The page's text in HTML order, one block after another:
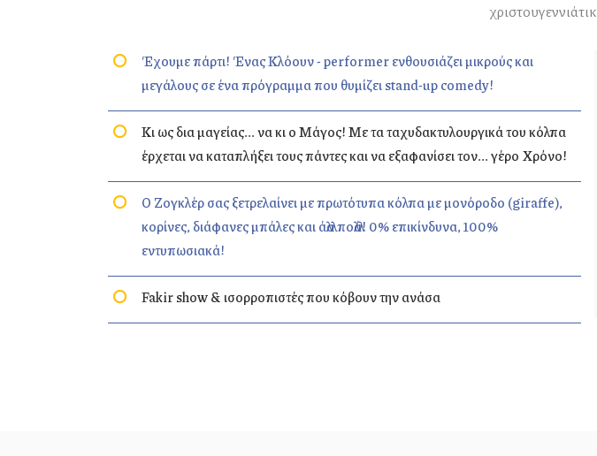
Έχουμε πάρτι! Ένας Κλόουν - performer ενθουσιάζει μικρούς και
μεγάλους σε ένα πρόγραμμα που θυμίζει stand-up comedy!
Κι ως δια μαγείας... να κι ο Μάγος! Με τα ταχυδακτυλουργικά του κόλπα
έρχεται να καταπλήξει τους πάντες και να εξαφανίσει τον... γέρο Χρόνο!
Ο Ζογκλέρ σας ξετρελαίνει με πρωτότυπα κόλπα με μονόροδο (giraffe),
κορίνες, διάφανες μπάλες και άλλα πολλά! 0% επικίνδυνα, 100%
εντυπωσιακά!
Fakir show & ισορροπιστές που κόβουν την ανάσα